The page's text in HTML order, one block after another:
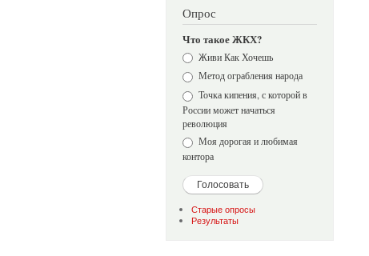
Опрос
Что такое ЖКХ?
Варианты
Живи Как Хочешь
Метод ограбления народа
Точка кипения, с которой в
России может начаться
революция
Моя дорогая и любимая
контора
Старые опросы
Результаты